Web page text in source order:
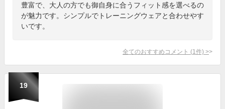
豊富で、大人の方でも御自身に合うフィット感を選べるの
が魅力です。シンプルでトレーニングウェアと合わせやす
いです。
全てのおすすめコメント (1 件) >
19